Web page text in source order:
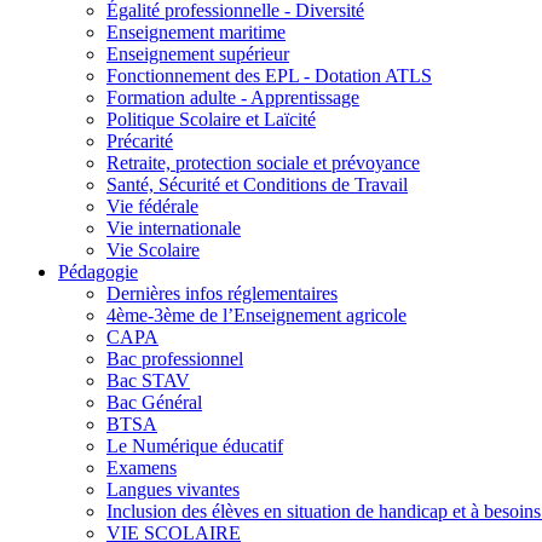
Égalité professionnelle - Diversité
Enseignement maritime
Enseignement supérieur
Fonctionnement des EPL - Dotation ATLS
Formation adulte - Apprentissage
Politique Scolaire et Laïcité
Précarité
Retraite, protection sociale et prévoyance
Santé, Sécurité et Conditions de Travail
Vie fédérale
Vie internationale
Vie Scolaire
Pédagogie
Dernières infos réglementaires
4ème-3ème de l’Enseignement agricole
CAPA
Bac professionnel
Bac STAV
Bac Général
BTSA
Le Numérique éducatif
Examens
Langues vivantes
Inclusion des élèves en situation de handicap et à
VIE SCOLAIRE